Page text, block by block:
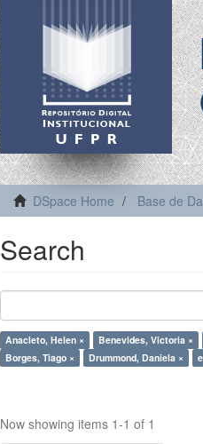
DSpace Home Base de
Search
Anacleto, Helen × Benevides, Victoria ×
Borges, Tiago ×
Drummond, Daniela ×
Now showing items 1-1 of 1